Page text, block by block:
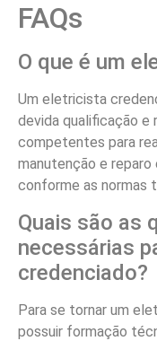
FAQs
O que é um
Um eletricista
devida qualificação e
competentes para
manutenção e
conforme as normas
Quais são as
necessárias
credenciado?
Para se tornar um
possuir formação